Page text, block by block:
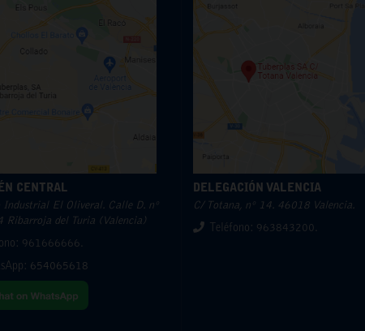
CENTRAL
Industrial El Oliveral. Calle D. nº
Ribarroja del Turia (Valencia)
961666666.
654065618
DELEGACIÓN VALENCIA
C/ Totana, nº 14. 46018 Valencia.
Teléfono: 963843200.